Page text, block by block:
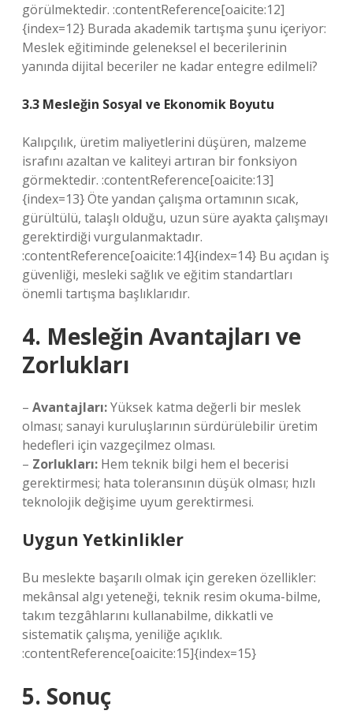
görülmektedir. :contentReference[oaicite:12]
{index=12} Burada akademik tartışma şunu içeriyor:
Meslek eğitiminde geleneksel el becerilerinin
yanında dijital beceriler ne kadar entegre edilmeli?
3.3 Mesleğin Sosyal ve Ekonomik Boyutu
Kalıpçılık, üretim maliyetlerini düşüren, malzeme
israfını azaltan ve kaliteyi artıran bir fonksiyon
görmektedir. :contentReference[oaicite:13]
{index=13} Öte yandan çalışma ortamının sıcak,
gürültülü, talaşlı olduğu, uzun süre ayakta çalışmayı
gerektirdiği vurgulanmaktadır.
:contentReference[oaicite:14]{index=14} Bu açıdan iş
güvenliği, mesleki sağlık ve eğitim standartları
önemli tartışma başlıklarıdır.
4. Mesleğin Avantajları ve
Zorlukları
– Avantajları:Yüksek katma değerli bir meslek
olması; sanayi kuruluşlarının sürdürülebilir üretim
hedefleri için vazgeçilmez olması.
– Zorlukları: Hem teknik bilgi hem el becerisi
gerektirmesi; hata toleransının düşük olması; hızlı
teknolojik değişime uyum gerektirmesi.
Uygun Yetkinlikler
Bu meslekte başarılı olmak için gereken özellikler:
mekânsal algı yeteneği, teknik resim okuma-bilme,
takım tezgâhlarını kullanabilme, dikkatli ve
sistematik çalışma, yeniliğe açıklık.
:contentReference[oaicite:15]{index=15}
5. Sonuç